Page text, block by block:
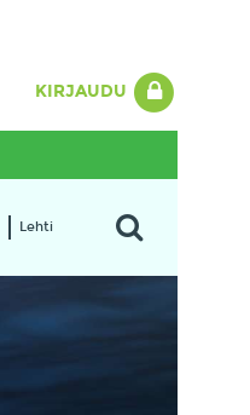
KIRJAUDU
Lehti